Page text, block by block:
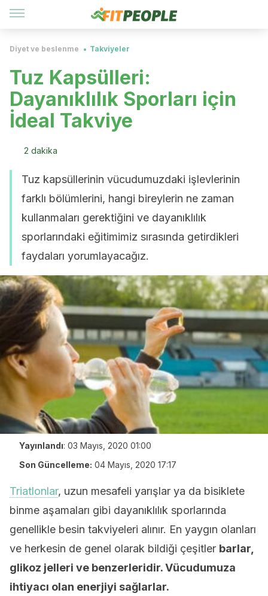
Diyet ve beslenme Takviyeler
Tuz Kapsülleri:
Dayanıklılık Sporları için
İdeal Takviye
2 dakika
Tuz kapsüllerinin vücudumuzdaki işlevlerinin
farklı bölümlerini, hangi bireylerin ne zaman
kullanmaları gerektiğini ve dayanıklılık
sporlarındaki eğitimimiz sırasında getirdikleri
faydaları yorumlayacağız.
Yayınlandı: 03 Mayıs, 2020 01:00
Son Güncelleme: 04 Mayıs, 2020 17:17
Triatlonlar, uzun mesafeli yarışlar ya da bisiklete
binme aşamaları gibi dayanıklılık sporlarında
genellikle besin takviyeleri alınır. En yaygın olanları
ve herkesin de genel olarak bildiği çeşitler barlar,
glikoz jelleri ve benzerleridir. Vücudumuza
ihtiyacı olan enerjiyi sağlarlar.